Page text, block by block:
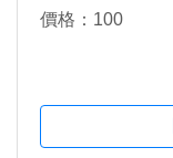
價格：100